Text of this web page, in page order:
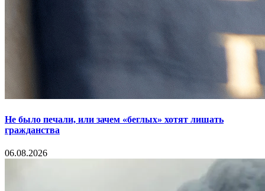
Не было печали, или зачем «беглых» хотят лишать
гражданства
06.08.2026